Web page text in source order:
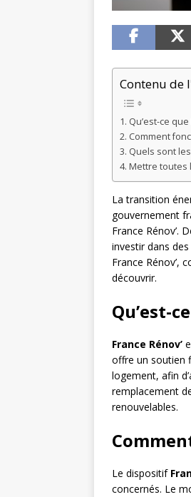
Contenu de
Qu’est-ce que
Comment
Quels sont les
Mettre toutes
La transition
gouvernement
France Rénov’.
investir dans
France Rénov’,
découvrir.
Qu’est-
France Rénov’
offre un soutien
logement, afin
remplacement
renouvelables.
Le dispositif
concernés. Le